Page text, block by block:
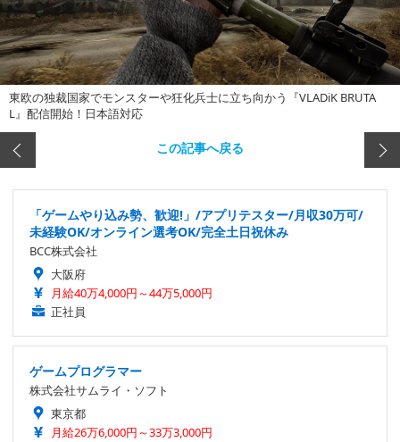
東欧の独裁国家でモンスターや狂化兵士に立ち向かう『VLADiK BRUTA
L』配信開始！日本語対応
この記事へ戻る
「ゲームやり込み勢、歓迎!」/アプリテスター/月収30万可/
未経験OK/オンライン選考OK/完全土日祝休み
BCC株式会社
大阪府
月給40万4,000円～44万5,000円
正社員
ゲームプログラマー
株式会社サムライ・ソフト
東京都
月給26万6,000円～33万3,000円